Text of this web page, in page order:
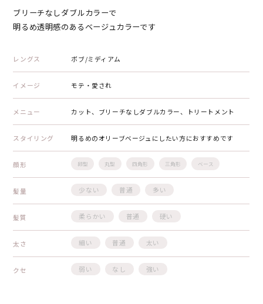
ブリーチなしダブルカラーで
明るめ透明感のあるベージュカラーです
レングス ボブ/ミディアム
イメージ モテ・愛され
メニュー カット、ブリーチなしダブルカラー、トリートメント
スタイリング 明るめのオリーブベージュにしたい方におすすめです
顔形 卵型 丸型 四角形 三角形 ベース
髪量 少ない 普通 多い
髪質 柔らかい 普通 硬い
太さ 細い 普通 太い
クセ 弱い なし 強い